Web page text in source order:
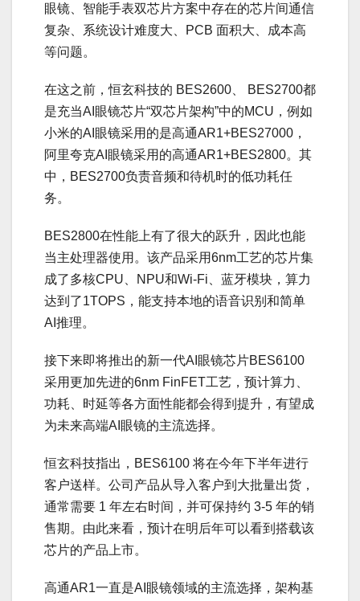
眼镜、智能手表双芯片方案中存在的芯片间通信
复杂、系统设计难度大、PCB 面积大、成本高
等问题。
在这之前，恒玄科技的 BES2600、 BES2700都
是充当AI眼镜芯片“双芯片架构”中的MCU，例如
小米的AI眼镜采用的是高通AR1+BES27000，
阿里夸克AI眼镜采用的高通AR1+BES2800。其
中，BES2700负责音频和待机时的低功耗任
务。
BES2800在性能上有了很大的跃升，因此也能
当主处理器使用。该产品采用6nm工艺的芯片集
成了多核CPU、NPU和Wi-Fi、蓝牙模块，算力
达到了1TOPS，能支持本地的语音识别和简单
AI推理。
接下来即将推出的新一代AI眼镜芯片BES6100
采用更加先进的6nm FinFET工艺，预计算力、
功耗、时延等各方面性能都会得到提升，有望成
为未来高端AI眼镜的主流选择。
恒玄科技指出，BES6100 将在今年下半年进行
客户送样。公司产品从导入客户到大批量出货，
通常需要 1 年左右时间，并可保持约 3-5 年的销
售期。由此来看，预计在明后年可以看到搭载该
芯片的产品上市。
高通AR1一直是AI眼镜领域的主流选择，架构基